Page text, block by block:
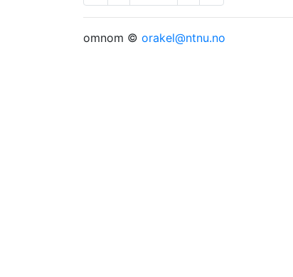
omnom © orakel@ntnu.no